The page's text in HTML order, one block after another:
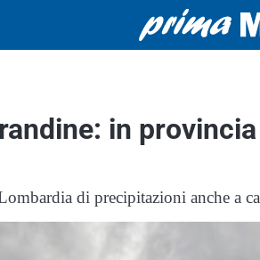
in
di precipitazioni anche a